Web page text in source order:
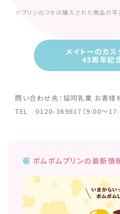
※プリンのフタは購入された商品の写
メイトーのカス
45周年記
問い合わせ先：協同乳業 お客様
TEL 0120-369817（9:00～
ポムポムプリンの最新情